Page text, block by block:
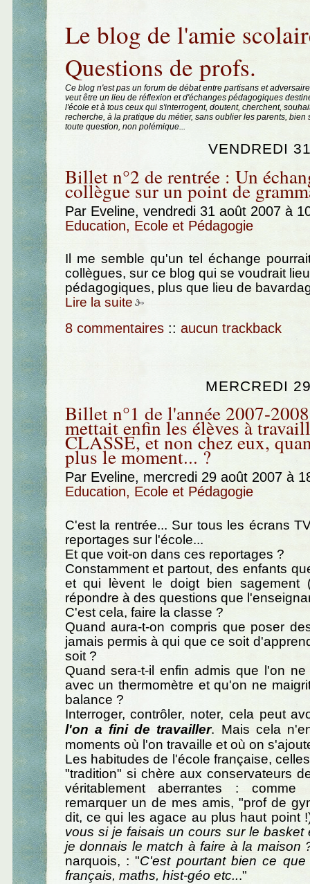
Le blog de l'amie
Questions de profs.
Ce blog n'est pas un forum de débat entre partisans et
veut être un lieu de réflexion et d'échanges pédagogiques
l'école et à tous ceux qui s'interrogent, doutent, cherchent,
recherche, à la pratique du métier, sans oublier les parents, bien
toute question, non polémique...
VENDREDI
Billet n°2 de rentrée : Un
collègue sur un point de
Par Eveline, vendredi 31 août 2007 à
Education, Ecole et Pédagogie
Il me semble qu'un tel échange
collègues, sur ce blog qui se voudrait
pédagogiques, plus que lieu de
Lire la suite
8 commentaires :: aucun trackback
MERCREDI
Billet n°1 de l'année 2007-
mettait enfin les élèves à
CLASSE, et non chez eux,
plus le moment... ?
Par Eveline, mercredi 29 août 2007 à
Education, Ecole et Pédagogie
C'est la rentrée... Sur tous les écrans
reportages sur l'école...
Et que voit-on dans ces reportages ?
Constamment et partout, des enfants
et qui lèvent le doigt bien sagement
répondre à des questions que
C'est cela, faire la classe ?
Quand aura-t-on compris que poser
jamais permis à qui que ce soit
soit ?
Quand sera-t-il enfin admis que l'on
avec un thermomètre et qu'on ne
balance ?
Interroger, contrôler, noter, cela peut
l'on a fini de travailler. Mais cela
moments où l'on travaille et où on
Les habitudes de l'école française,
"tradition" si chère aux conservateurs
véritablement aberrantes :
remarquer un de mes amis, "prof de
dit, ce qui les agace au plus haut point
vous si je faisais un cours sur le basket
je donnais le match à faire à la maison
narquois, : "C'est pourtant bien ce
français, maths, hist-géo etc..."